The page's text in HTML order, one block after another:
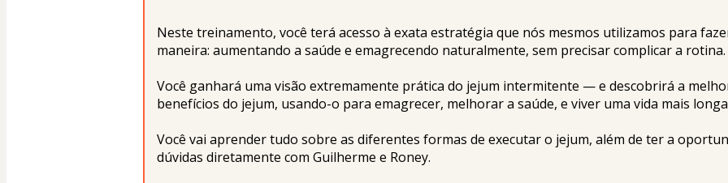
Neste treinamento, você terá acesso à exata estratégia que nós mesmos utilizamos para
maneira: aumentando a saúde e emagrecendo naturalmente, sem precisar complicar a rotina.
Você ganhará uma visão extremamente prática do jejum intermitente — e descobrirá a
benefícios do jejum, usando-o para emagrecer, melhorar a saúde, e viver uma vida mais
Você vai aprender tudo sobre as diferentes formas de executar o jejum, além de ter a
dúvidas diretamente com Guilherme e Roney.